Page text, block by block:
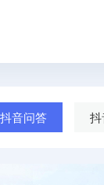
抖音问答